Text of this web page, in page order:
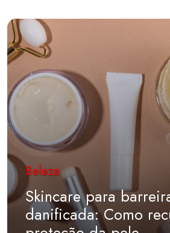
Beleza
Skincare para
danificada: Como